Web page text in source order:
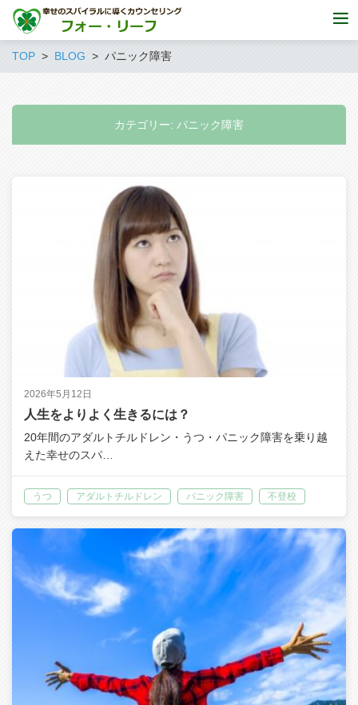
TOP BLOG パニック障害
カテゴリー: パニック障害
2026年5月12日
人生をよりよく生きるには？
20年間のアダルトチルドレン・うつ・パニック障害を乗り越
えた幸せのスパ…
うつ アダルトチルドレン パニック障害 不登校